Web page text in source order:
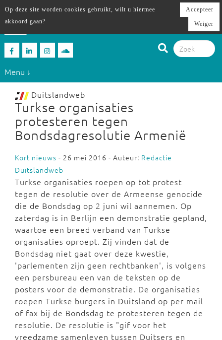
Menu ↓
Duitslandweb
Turkse organisaties
protesteren tegen
Bondsdagresolutie Armenië
Kort nieuws - 26 mei 2016 - Auteur: Redactie
Duitslandweb
Turkse organisaties roepen op tot protest
tegen de resolutie over de Armeense genocide
die de Bondsdag op 2 juni wil aannemen. Op
zaterdag is in Berlijn een demonstratie gepland,
waartoe een breed verband van Turkse
organisaties oproept. Zij vinden dat de
Bondsdag niet gaat over deze kwestie,
'parlementen zijn geen rechtbanken', is volgens
een persbureau een van de teksten op de
posters voor de demonstratie. De organisaties
roepen Turkse burgers in Duitsland op per mail
of fax bij de Bondsdag te protesteren tegen de
resolutie. De resolutie is "gif voor het
vreedzame samenleven tussen Duitsers en
Op deze site worden cookies gebruikt, wilt u hiermee
akkoord gaan?
Accepteer
Weiger